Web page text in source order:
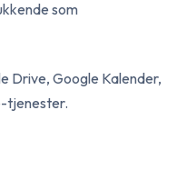
som
Drive, Google Kalender,
tjenester.